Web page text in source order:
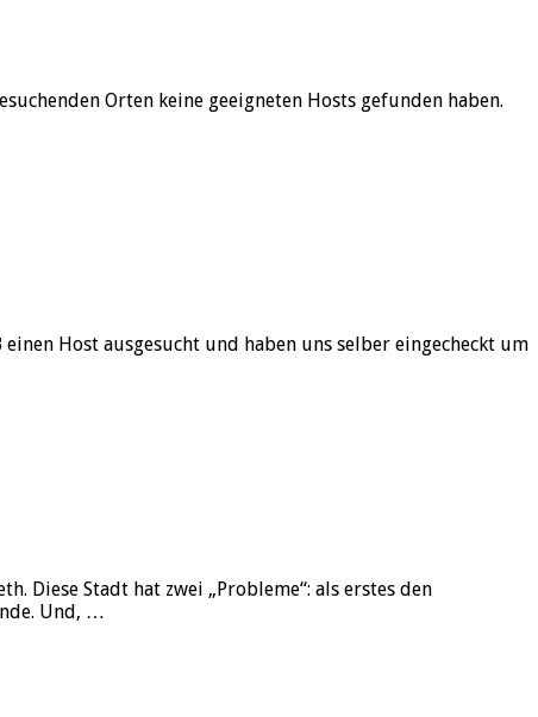
Orten keine geeigneten Hosts gefunden haben.
Host ausgesucht und haben uns selber eingecheckt um
Diese Stadt hat zwei „Probleme“: als erstes den
Und, …